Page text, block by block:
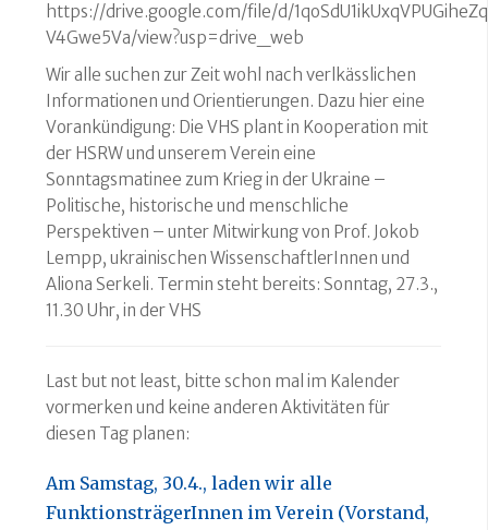
https://drive.google.com/file/d/
V4Gwe5Va/view?usp=drive_web
Wir alle suchen zur Zeit wohl nach verlkässlichen
Informationen und Orientierungen. Dazu hier eine
Vorankündigung: Die VHS plant in Kooperation mit
der HSRW und unserem Verein eine
Sonntagsmatinee zum Krieg in der Ukraine –
Politische, historische und menschliche
Perspektiven – unter Mitwirkung von Prof. Jokob
Lempp, ukrainischen WissenschaftlerInnen und
Aliona Serkeli. Termin steht bereits: Sonntag, 27.3.,
11.30 Uhr, in der VHS
Last but not least, bitte schon mal im Kalender
vormerken und keine anderen Aktivitäten für
diesen Tag planen:
Am Samstag, 30.4., laden wir alle
FunktionsträgerInnen im Verein (Vorstand,